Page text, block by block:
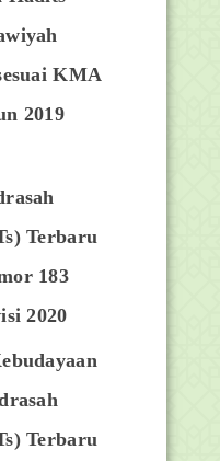
KMA
2019
Terbaru
183
2020
Terbaru